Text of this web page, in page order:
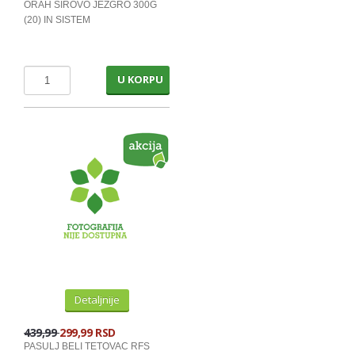
ZDRAVA HRANA PAKOVANO - SH
MLECNI PROIZVODI
MARGARIN I MASLAC
MAJONEZ I SOS
SIR I SIRNI NAMAZI
DELIKATES RFS
SVEZE MESO - SVINJSKO
ORAH SIROVO JEZGRO 300G
(20) IN SISTEM
U KORPU
Detaljnije
439,99299,99 RSD
PASULJ BELI TETOVAC RFS